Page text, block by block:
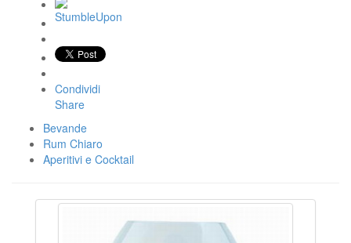
Condividi
Share
Bevande
Rum Chiaro
Aperitivi e Cocktail